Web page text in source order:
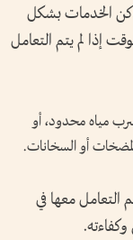
الخدمات بشكل
إذا لم يتم التعامل
مياه محدود، أو
أو السخانات.
التعامل معها في